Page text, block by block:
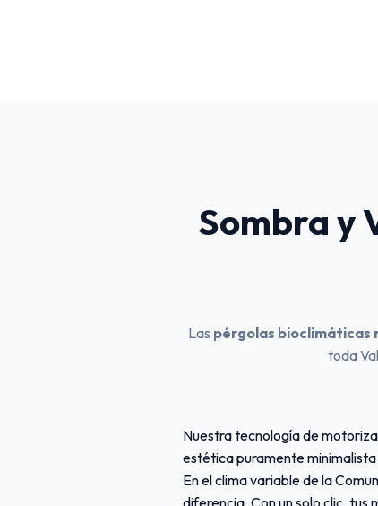
Sombra y
Las pérgolas bioclimáticas
toda
Nuestra tecnología de
estética puramente
En el clima variable de la
diferencia. Con un solo clic,